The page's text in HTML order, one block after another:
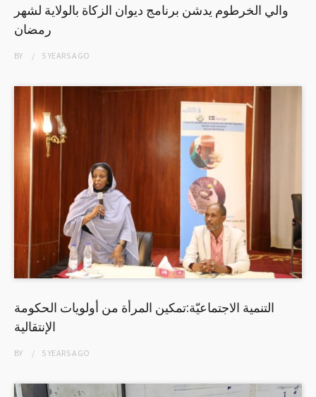
والي الخرطوم يدشن برنامج ديوان الزكاة بالولاية لشهر
رمضان
BY 5 YEARSAGO
التنمية الاجتماعيّة:تمكين المرأة من أولويات الحكومة
الإنتقالية
BY 5 YEARSAGO